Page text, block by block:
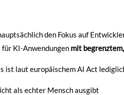
den Fokus auf
KI-Anwendungen mit
ist laut europäischem AI Act
als echter Mensch ausgibt